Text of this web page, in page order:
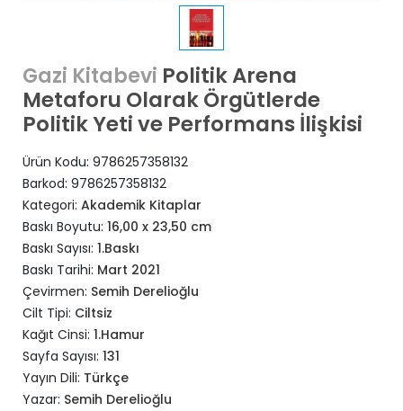
Gazi Kitabevi Politik Arena
Metaforu Olarak Örgütlerde
Politik Yeti ve Performans İlişkisi
Ürün Kodu: 9786257358132
Barkod: 9786257358132
Kategori: Akademik Kitaplar
Baskı Boyutu: 16,00 x 23,50 cm
Baskı Sayısı: 1.Baskı
Baskı Tarihi: Mart 2021
Çevirmen: Semih Derelioğlu
Cilt Tipi: Ciltsiz
Kağıt Cinsi: 1.Hamur
Sayfa Sayısı: 131
Yayın Dili: Türkçe
Yazar: Semih Derelioğlu